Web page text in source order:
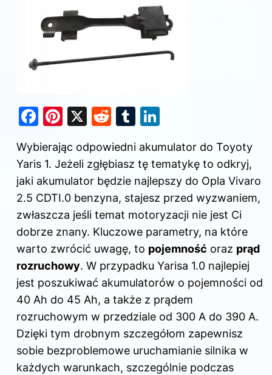
F
c
e
b
o
o
k
Pi
er
e
st
X
R
d
di
t
T
m
bl
r
k
e
dI
n
Wybierając odpowiedni akumulator do Toyoty
Yaris 1. Jeżeli zgłębiasz tę tematykę to odkryj,
jaki akumulator będzie najlepszy do Opla Vivaro
2.5 CDTI.0 benzyna, stajesz przed wyzwaniem,
zwłaszcza jeśli temat motoryzacji nie jest Ci
dobrze znany. Kluczowe parametry, na które
warto zwrócić uwagę, to pojemność oraz prąd
rozruchowy. W przypadku Yarisa 1.0 najlepiej
jest poszukiwać akumulatorów o pojemności od
40 Ah do 45 Ah, a także z prądem
rozruchowym w przedziale od 300 A do 390 A.
Dzięki tym drobnym szczegółom zapewnisz
sobie bezproblemowe uruchamianie silnika w
każdych warunkach, szczególnie podczas